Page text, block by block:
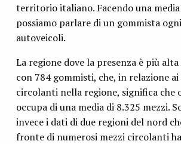
territorio italiano. Facendo una
possiamo parlare di un gommista
autoveicoli.
La regione dove la presenza è più
con 784 gommisti, che, in relazione
circolanti nella regione, significa che
occupa di una media di 8.325 mezzi.
invece i dati di due regioni del nord
fronte di numerosi mezzi circolanti